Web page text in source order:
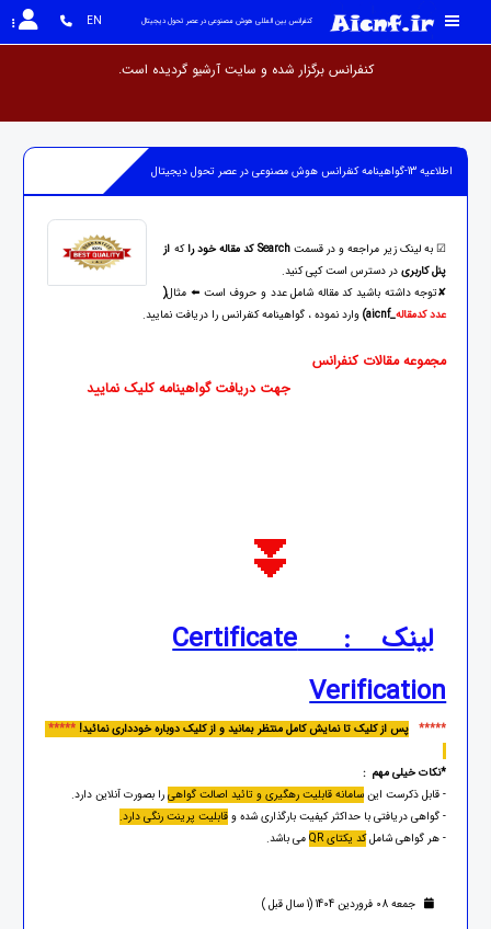
کنفرانس بین المللی هوش مصنوعی در عصر تحول دیجیتال EN
کنفرانس برگزار شده و سایت آرشیو گردیده
اطلاعیه 13-گواهینامه کنفرانس هوش مصنوعی در عصر تحول دیجیتال
☑ به لینک زیر مراجعه و در قسمتSearch کد مقاله خود راکه از
پنل کاربریدر دسترس است کپی کنید.
✘توجه داشته باشید کد مقاله شامل عدد و حروف است ⬅️ مثال(
عدد کدمقاله_aicnf) وارد نموده ، گواهینامه کنفرانس را دریافت نمایید.
مجموعه مقالات کنفرانس
جهت دریافت گواهینامه کلیک نمایید
⏬
لینک : Certificate
Verification
***** پس از کلیک تا نمایش کامل منتظر بمانید و از کلیک دوباره خودداری نمائید!*****
*نکات خیلی مهم :
- قابل ذکرست این سامانه قابلیت رهگیری و تائید اصالت گواهیرا بصورت آنلاین دارد.
- گواهی دریافتی با حداکثر کیفیت بارگذاری شده و قابلیت پرینت رنگی دارد.
- هر گواهی شاملکد یکتای QR می باشد.
جمعه 08 فروردین 1404 (1 سال قبل )